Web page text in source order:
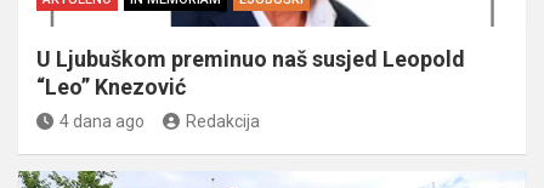
U Ljubuškom preminuo naš susjed Leopold
“Leo” Knezović
4 dana ago Redakcija